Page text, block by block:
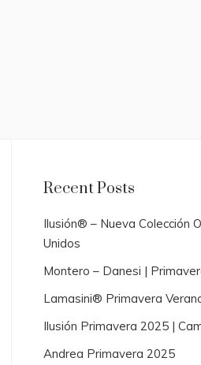
Recent Posts
Ilusión® – Nueva Colección
Unidos
Montero – Danesi |
Lamasini® Primavera
Ilusión Primavera 2025 |
Andrea Primavera 2025